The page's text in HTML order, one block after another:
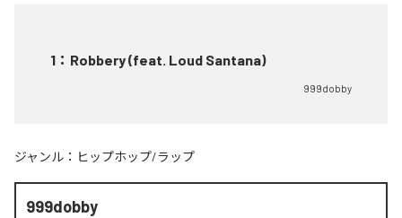
1 ： Robbery (feat. Loud Santana)
999dobby
ジャンル： ヒップホップ/ラップ
999dobby